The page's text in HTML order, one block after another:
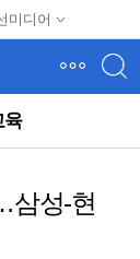
미디어
육
삼성-현